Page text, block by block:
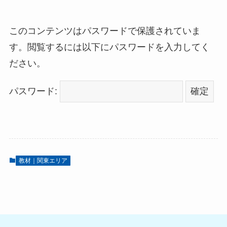
このコンテンツはパスワードで保護されていま
す。閲覧するには以下にパスワードを入力してく
ださい。
パスワード:
教材｜関東エリア